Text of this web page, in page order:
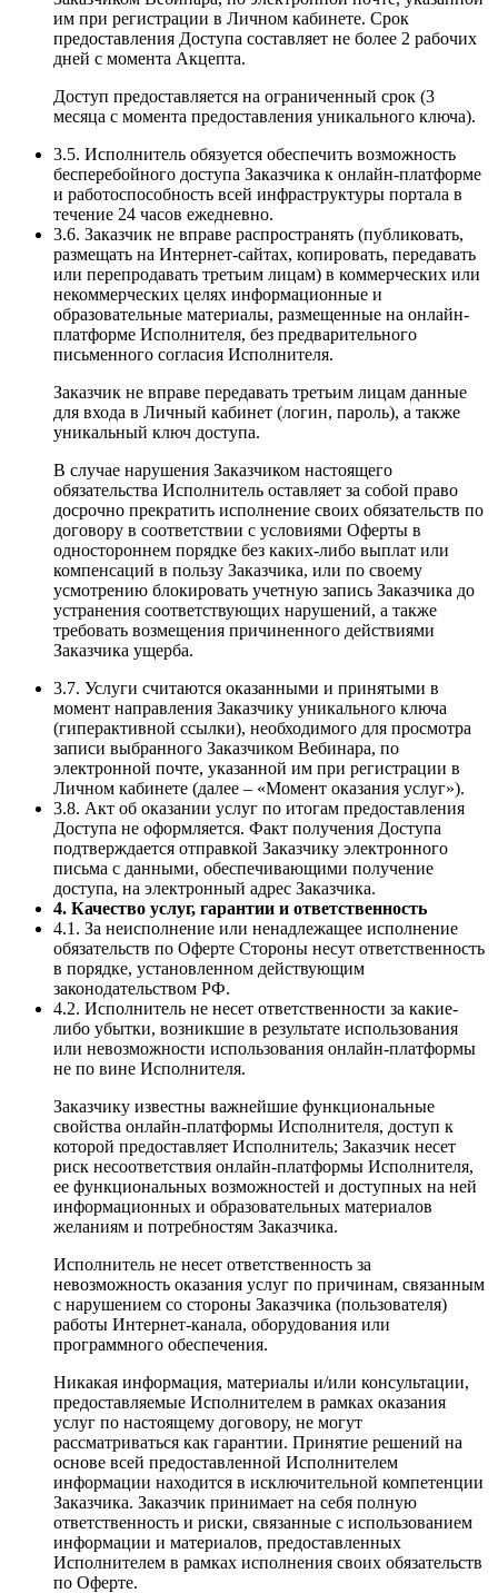
им при регистрации в Личном кабинете. Срок
предоставления Доступа составляет не более 2 рабочих
дней с момента Акцепта.
Доступ предоставляется на ограниченный срок (3
месяца с момента предоставления уникального ключа).
3.5. Исполнитель обязуется обеспечить возможность
бесперебойного доступа Заказчика к онлайн-платформе
и работоспособность всей инфраструктуры портала в
течение 24 часов ежедневно.
3.6. Заказчик не вправе распространять (публиковать,
размещать на Интернет-сайтах, копировать, передавать
или перепродавать третьим лицам) в коммерческих или
некоммерческих целях информационные и
образовательные материалы, размещенные на онлайн-
платформе Исполнителя, без предварительного
письменного согласия Исполнителя.
Заказчик не вправе передавать третьим лицам данные
для входа в Личный кабинет (логин, пароль), а также
уникальный ключ доступа.
В случае нарушения Заказчиком настоящего
обязательства Исполнитель оставляет за собой право
досрочно прекратить исполнение своих обязательств по
договору в соответствии с условиями Оферты в
одностороннем порядке без каких-либо выплат или
компенсаций в пользу Заказчика, или по своему
усмотрению блокировать учетную запись Заказчика до
устранения соответствующих нарушений, а также
требовать возмещения причиненного действиями
Заказчика ущерба.
3.7. Услуги считаются оказанными и принятыми в
момент направления Заказчику уникального ключа
(гиперактивной ссылки), необходимого для просмотра
записи выбранного Заказчиком Вебинара, по
электронной почте, указанной им при регистрации в
Личном кабинете (далее – «Момент оказания услуг»).
3.8. Акт об оказании услуг по итогам предоставления
Доступа не оформляется. Факт получения Доступа
подтверждается отправкой Заказчику электронного
письма с данными, обеспечивающими получение
доступа, на электронный адрес Заказчика.
4. Качество услуг, гарантии и ответственность
4.1. За неисполнение или ненадлежащее исполнение
обязательств по Оферте Стороны несут ответственность
в порядке, установленном действующим
законодательством РФ.
4.2. Исполнитель не несет ответственности за какие-
либо убытки, возникшие в результате использования
или невозможности использования онлайн-платформы
не по вине Исполнителя.
Заказчику известны важнейшие функциональные
свойства онлайн-платформы Исполнителя, доступ к
которой предоставляет Исполнитель; Заказчик несет
риск несоответствия онлайн-платформы Исполнителя,
ее функциональных возможностей и доступных на ней
информационных и образовательных материалов
желаниям и потребностям Заказчика.
Исполнитель не несет ответственность за
невозможность оказания услуг по причинам, связанным
с нарушением со стороны Заказчика (пользователя)
работы Интернет-канала, оборудования или
программного обеспечения.
Никакая информация, материалы и/или консультации,
предоставляемые Исполнителем в рамках оказания
услуг по настоящему договору, не могут
рассматриваться как гарантии. Принятие решений на
основе всей предоставленной Исполнителем
информации находится в исключительной компетенции
Заказчика. Заказчик принимает на себя полную
ответственность и риски, связанные с использованием
информации и материалов, предоставленных
Исполнителем в рамках исполнения своих обязательств
по Оферте.